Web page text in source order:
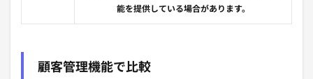
能を提供している場合があります。
顧客管理機能で比較